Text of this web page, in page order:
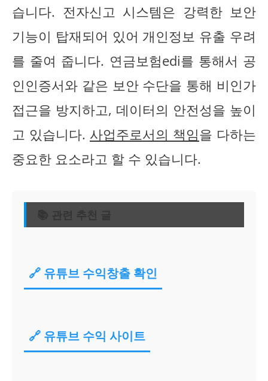
습니다. 전자신고 시스템은 강력한 보안
기능이 탑재되어 있어 개인정보 유출 우려
를 줄여 줍니다. 연금보험edi를 통해서 공
인인증서와 같은 보안 수단을 통해 비인가
접근을 방지하고, 데이터의 안전성을 높이
고 있습니다. 사업주로서의 책임을 다하는
중요한 요소라고 할 수 있습니다.
📚 관련 추천 글
🔗 유튜브 수익창출 확인
🔗 유튜브 수익 사이트